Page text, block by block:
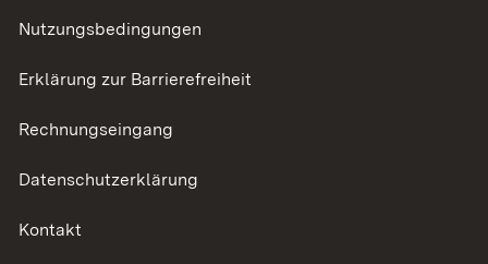
Nutzungsbedingungen
Erklärung zur Barrierefreiheit
Rechnungseingang
Datenschutzerklärung
Kontakt